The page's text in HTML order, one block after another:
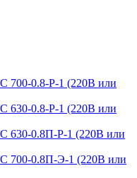
700-0.8-Р-1 (220В или
630-0.8-Р-1 (220В или
630-0.8П-Р-1 (220В или
700-0.8П-Э-1 (220В или